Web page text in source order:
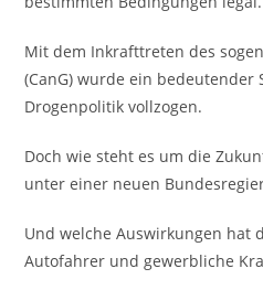
Mit dem Inkrafttreten des
(CanG) wurde ein
Drogenpolitik vollzogen.
Doch wie steht es um die
unter einer neuen
Und welche Auswirkungen hat
Autofahrer und gewerbliche